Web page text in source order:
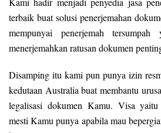
terbaik buat solusi penerjemahan
mempunyai penerjemah
menerjemahkan ratusan dokumen
Disamping itu kami pun punya izin
kedutaan Australia buat membantu
legalisasi dokumen Kamu. Visa
mesti Kamu punya apabila mau